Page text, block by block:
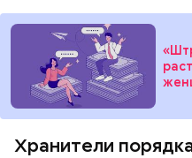
Хранители